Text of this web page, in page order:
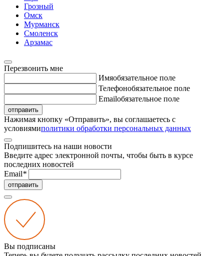
Грозный
Омск
Мурманск
Смоленск
Арзамас
Перезвонить мне
Имяобязательное поле
Телефонобязательное поле
Emailобязательное поле
отправить
Нажимая кнопку «Отправить», вы соглашаетесь с
условиямиполитики обработки персональных данных
Подпишитесь на наши новости
Введите адрес электронной почты, чтобы быть в курсе
последних новостей
Email*
отправить
Вы подписаны